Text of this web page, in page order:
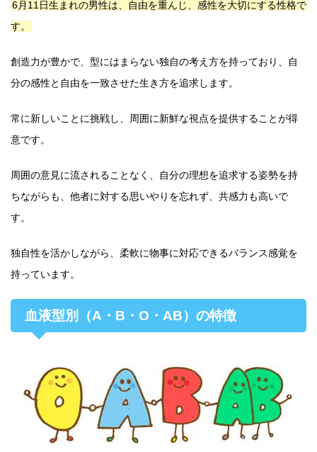
6月11日生まれの男性は、自由を重んじ、感性を大切にする性格で
す。
創造力が豊かで、型にはまらない独自の考え方を持っており、自
分の感性と自由を一致させた生き方を追求します。
常に新しいことに挑戦し、周囲に新鮮な視点を提供することが得
意です。
周囲の意見に流されることなく、自分の理想を追求する姿勢を持
ちながらも、他者に対する思いやりを忘れず、共感力も高いで
す。
独自性を活かしながら、柔軟に物事に対応できるバランス感覚を
持っています。
血液型別（A・B・O・AB）の特徴